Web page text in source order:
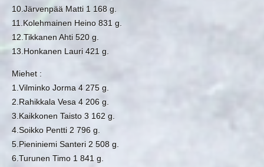
10.Järvenpää Matti 1 168 g.
11.Kolehmainen Heino 831 g.
12.Tikkanen Ahti 520 g.
13.Honkanen Lauri 421 g.
Miehet :
1.Vilminko Jorma 4 275 g.
2.Rahikkala Vesa 4 206 g.
3.Kaikkonen Taisto 3 162 g.
4.Soikko Pentti 2 796 g.
5.Pieniniemi Santeri 2 508 g.
6.Turunen Timo 1 841 g.